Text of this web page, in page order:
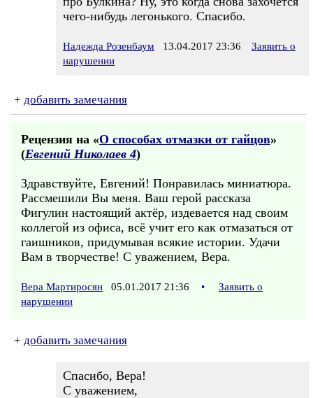
чего-нибудь легонького. Спасибо.
Надежда Розенбаум 13.04.2017 23:36
Заявить о
нарушении
+ добавить замечания
Рецензия на «О способах отмазки от гайцов»
(Евгений Николаев 4)
Здравствуйте, Евгений! Понравилась миниатюра.
Рассмешили Вы меня. Ваш герой рассказа
Фигулин настоящий актёр, издевается над своим
коллегой из офиса, всё учит его как отмазаться от
гаишников, придумывая всякие истории. Удачи
Вам в творчестве! С уважением, Вера.
Вера Мартиросян 05.01.2017 21:36 •
Заявить о
нарушении
+ добавить замечания
Спасибо, Вера!
С уважением,